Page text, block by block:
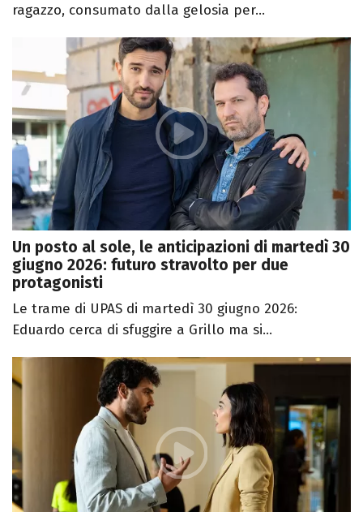
ragazzo, consumato dalla gelosia per...
Un posto al sole, le anticipazioni di martedì 30
giugno 2026: futuro stravolto per due
protagonisti
Le trame di UPAS di martedì 30 giugno 2026:
Eduardo cerca di sfuggire a Grillo ma si...